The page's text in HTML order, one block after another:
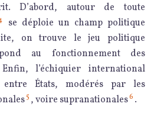
D’abord, autour de toute
se déploie un champ politique
on trouve le jeu politique
au fonctionnement des
l’échiquier international
États, modérés par les
5 , voire supranationales6 .